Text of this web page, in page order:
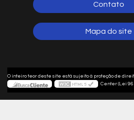
Contato
Mapa do site
O inteiro teor deste site está sujeito à proteção de
Center (Lei